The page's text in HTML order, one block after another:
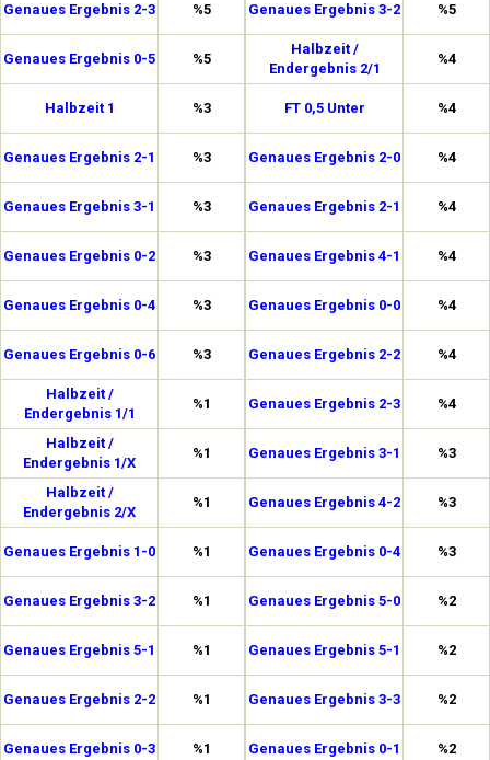
Genaues Ergebnis 2-3 %5
Genaues Ergebnis 0-5 %5
Halbzeit 1 %3
Genaues Ergebnis 2-1 %3
Genaues Ergebnis 3-1 %3
Genaues Ergebnis 0-2 %3
Genaues Ergebnis 0-4 %3
Genaues Ergebnis 0-6 %3
Halbzeit /
Endergebnis 1/1
%1
Halbzeit /
Endergebnis 1/X
%1
Halbzeit /
Endergebnis 2/X
%1
Genaues Ergebnis 1-0 %1
Genaues Ergebnis 3-2 %1
Genaues Ergebnis 5-1 %1
Genaues Ergebnis 2-2 %1
Genaues Ergebnis 0-3 %1
Genaues Ergebnis 3-2 %5
Halbzeit /
Endergebnis 2/1
%4
FT 0,5 Unter %4
Genaues Ergebnis 2-0 %4
Genaues Ergebnis 2-1 %4
Genaues Ergebnis 4-1 %4
Genaues Ergebnis 0-0 %4
Genaues Ergebnis 2-2 %4
Genaues Ergebnis 2-3 %4
Genaues Ergebnis 3-1 %3
Genaues Ergebnis 4-2 %3
Genaues Ergebnis 0-4 %3
Genaues Ergebnis 5-0 %2
Genaues Ergebnis 5-1 %2
Genaues Ergebnis 3-3 %2
Genaues Ergebnis 0-1 %2